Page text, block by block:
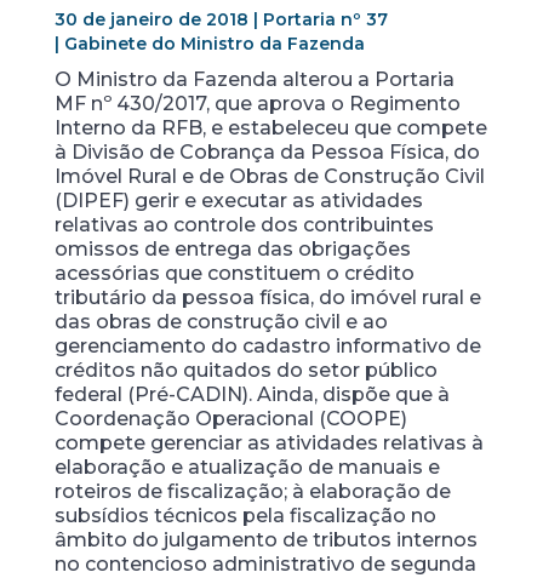
30 de janeiro de 2018 | Portaria nº 37
| Gabinete do Ministro da Fazenda
O Ministro da Fazenda alterou a Portaria
MF nº 430/2017, que aprova o Regimento
Interno da RFB, e estabeleceu que compete
à Divisão de Cobrança da Pessoa Física, do
Imóvel Rural e de Obras de Construção Civil
(DIPEF) gerir e executar as atividades
relativas ao controle dos contribuintes
omissos de entrega das obrigações
acessórias que constituem o crédito
tributário da pessoa física, do imóvel rural e
das obras de construção civil e ao
gerenciamento do cadastro informativo de
créditos não quitados do setor público
federal (Pré-CADIN). Ainda, dispõe que à
Coordenação Operacional (COOPE)
compete gerenciar as atividades relativas à
elaboração e atualização de manuais e
roteiros de fiscalização; à elaboração de
subsídios técnicos pela fiscalização no
âmbito do julgamento de tributos internos
no contencioso administrativo de segunda